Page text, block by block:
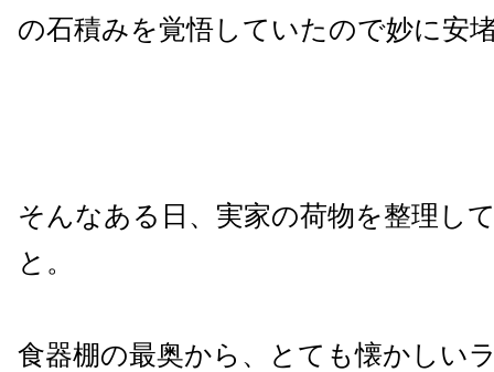
の石積みを覚悟していたので妙に安
そんなある日、実家の荷物を整理し
と。
食器棚の最奥から、とても懐かしい